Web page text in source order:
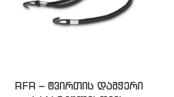
ᲙᲐᲚᲐᲗᲐᲨᲘ ᲓᲐᲛᲐᲢᲔᲑᲐ
RFR – ტვირთის დამჭერი